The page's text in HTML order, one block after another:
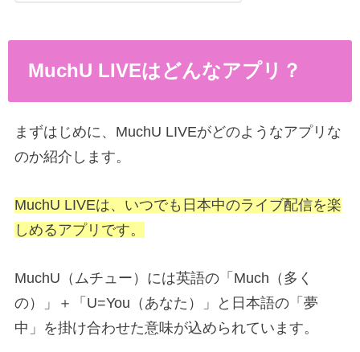
MuchU LIVEはどんなアプリ？
まずはじめに、MuchU LIVEがどのようなアプリな
のか紹介します。
MuchU LIVEは、いつでも日本中のライブ配信を楽
しめるアプリです。
MuchU（ムチュー）には英語の「Much（多く
の）」＋「U=You（あなた）」と日本語の「夢
中」を掛け合わせた意味が込められています。